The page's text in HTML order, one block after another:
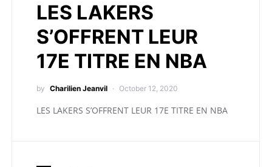
LES LAKERS
S’OFFRENT LEUR
17E TITRE EN NBA
by Charilien Jeanvil October 12, 2020
LES LAKERS S’OFFRENT LEUR 17E TITRE EN NBA